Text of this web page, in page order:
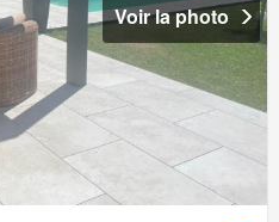
Voir la photo